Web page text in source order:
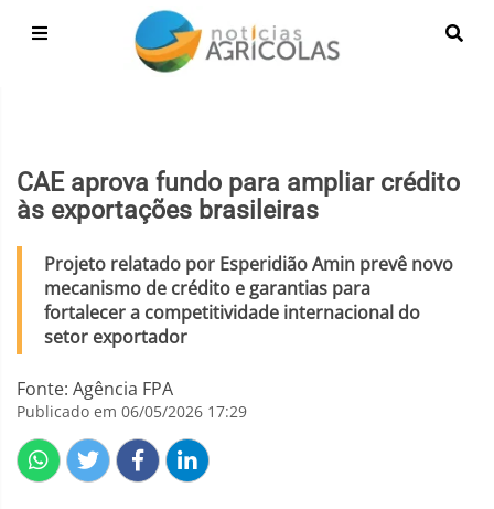
CAE aprova fundo para ampliar crédito
às exportações brasileiras
Projeto relatado por Esperidião Amin prevê novo
mecanismo de crédito e garantias para
fortalecer a competitividade internacional do
setor exportador
Fonte: Agência FPA
Publicado em 06/05/2026 17:29